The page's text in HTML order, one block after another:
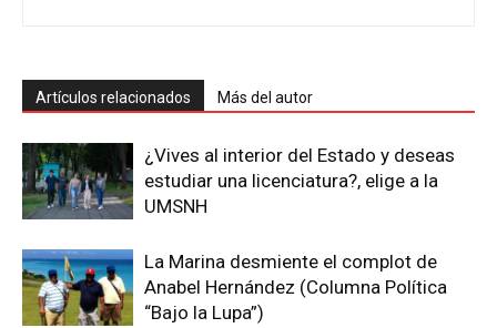
Artículos relacionados Más del autor
¿Vives al interior del Estado y deseas
estudiar una licenciatura?, elige a la
UMSNH
La Marina desmiente el complot de
Anabel Hernández (Columna Política
“Bajo la Lupa”)